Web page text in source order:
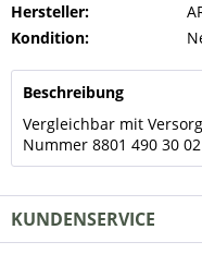
Hersteller:
Kondition:
Beschreibung
Vergleichbar mit
Nummer 8801 490 30
KUNDENSERVICE